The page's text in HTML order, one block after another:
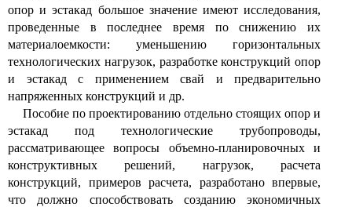
опор и эстакад большое значение имеют исследования,
проведенные в последнее время по снижению их
материалоемкости: уменьшению горизонтальных
технологических нагрузок, разработке конструкций опор
и эстакад с применением свай и предварительно
напряженных конструкций и др.
Пособие по проектированию отдельно стоящих опор и
эстакад под технологические трубопроводы,
рассматривающее вопросы объемно-планировочных и
конструктивных решений, нагрузок, расчета
конструкций, примеров расчета, разработано впервые,
что должно способствовать созданию экономичных